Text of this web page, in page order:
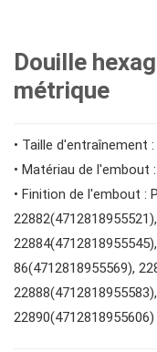
#Clés à
Impact
#prises
Douilles
#Clés
#outils de
#pinces,
#outils
Douille
métrique
• Taille d'entraînement :
• Matériau de l'embout
• Finition de l'embout :
86(4712818955569),
22890(4712818955606)